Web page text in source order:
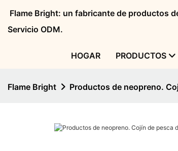
Flame Bright: un fabricante de productos
Servicio ODM.
HOGAR PRODUCTOS
Flame Bright Productos de neopreno.